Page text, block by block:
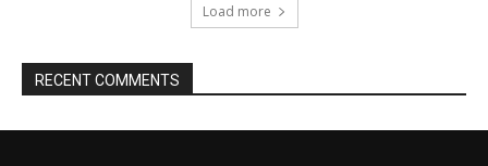
Load more
RECENT COMMENTS